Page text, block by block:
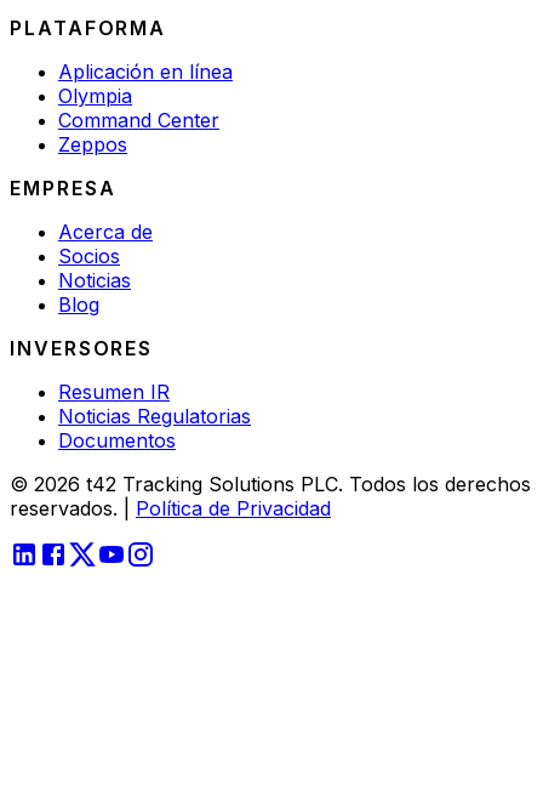
PLATAFORMA
Aplicación en línea
Olympia
Command Center
Zeppos
EMPRESA
Acerca de
Socios
Noticias
Blog
INVERSORES
Resumen IR
Noticias Regulatorias
Documentos
© 2026 t42 Tracking Solutions PLC. Todos los derechos
reservados.
Política de Privacidad